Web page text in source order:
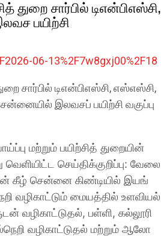
துறை சார்பில் டிஎன்பிஎஸ்சி,
பயிற்சி
சார்​பில் டிஎன்​பிஎஸ்​சி, எஸ்​எஸ்​சி,
இலவசப் பயிற்சி வகுப்​பு​
மற்​றும் பயிற்​சித் துறை​யின்
வெளி​யிட்ட செய்​திக்​குறிப்​பு: வேலை​
கீழ் சென்னை கிண்​டி​யில் இயங்​
வழி​காட்​டும் மையத்​தில் உளவியல்
வழி​காட்​டு​தல், பள்​ளி, கல்​லூரி
வழி​காட்​டு​தல் மற்​றும் ஆலோ​